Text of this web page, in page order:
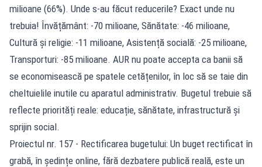
milioane (66%). Unde s-au făcut reducerile? Exact unde nu
trebuia! Învățământ: -70 milioane, Sănătate: -46 milioane,
Cultură și religie: -11 milioane, Asistență socială: -25 milioane,
Transporturi: -85 milioane. AUR nu poate accepta ca banii să
se economisească pe spatele cetățenilor, în loc să se taie din
cheltuielile inutile cu aparatul administrativ. Bugetul trebuie să
reflecte priorități reale: educație, sănătate, infrastructură și
sprijin social.
Proiectul nr. 157 - Rectificarea bugetului: Un buget rectificat în
grabă, în ședințe online, fără dezbatere publică reală, este un